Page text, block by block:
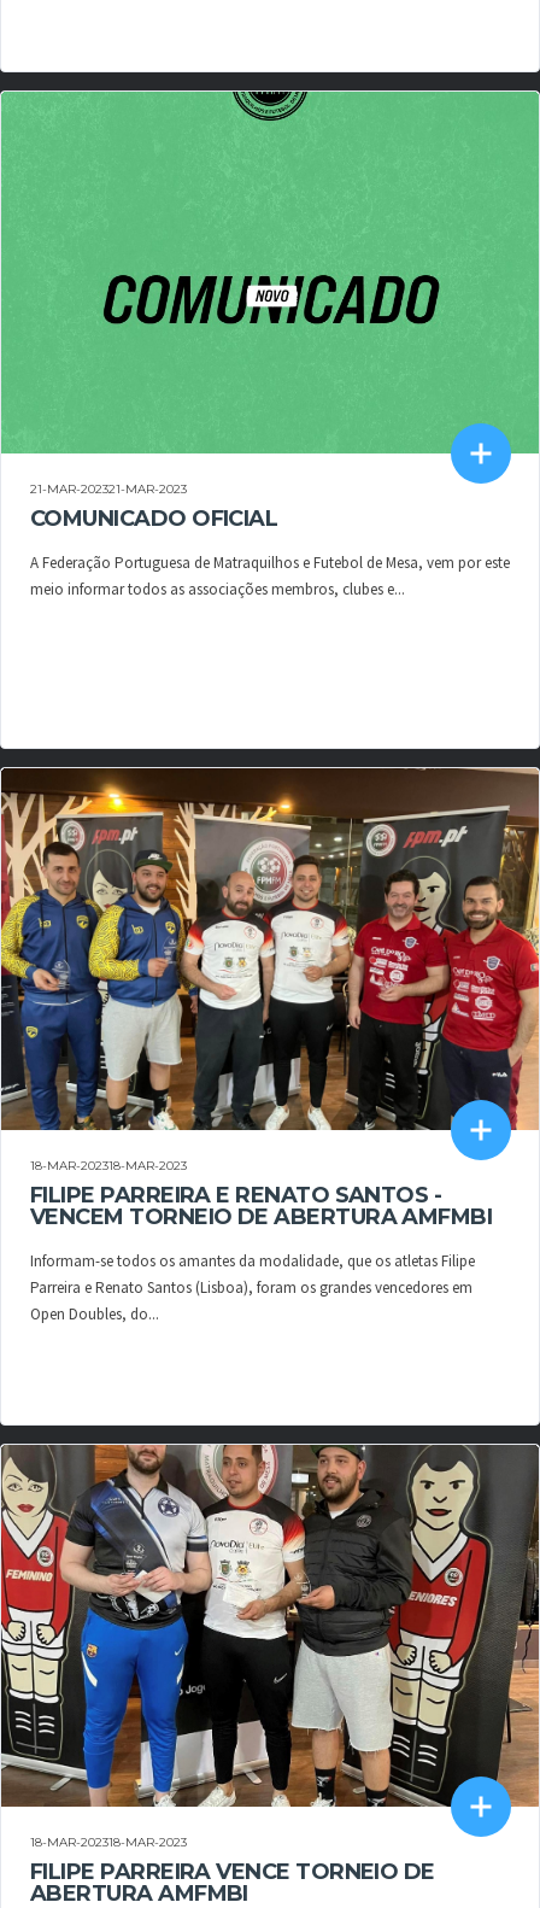
21-MAR-202321-MAR-2023
COMUNICADO OFICIAL
A Federação Portuguesa de Matraquilhos e Futebol de Mesa, vem por este
meio informar todos as associações membros, clubes e...
18-MAR-202318-MAR-2023
FILIPE PARREIRA E RENATO SANTOS -
VENCEM TORNEIO DE ABERTURA AMFMBI
Informam-se todos os amantes da modalidade, que os atletas Filipe
Parreira e Renato Santos (Lisboa), foram os grandes vencedores em
Open Doubles, do...
18-MAR-202318-MAR-2023
FILIPE PARREIRA VENCE TORNEIO DE
ABERTURA AMFMBI